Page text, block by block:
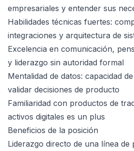
empresariales y entender sus
Habilidades técnicas fuertes:
integraciones y arquitectura de
Excelencia en comunicación,
y liderazgo sin autoridad formal
Mentalidad de datos: capacidad
validar decisiones de producto
Familiaridad con productos de
activos digitales es un plus
Beneficios de la posición
Liderazgo directo de una línea